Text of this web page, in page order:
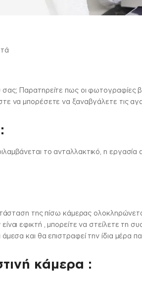
Παρατηρείτε πως οι φωτογραφίες
να μπορέσετε να ξαναβγάλετε τις
το ανταλλακτικό, η
της πίσω κάμερας
εφικτή , μπορείτε να στείλετε
και θα επιστραφεί την ίδια μέρα
κάμερα :